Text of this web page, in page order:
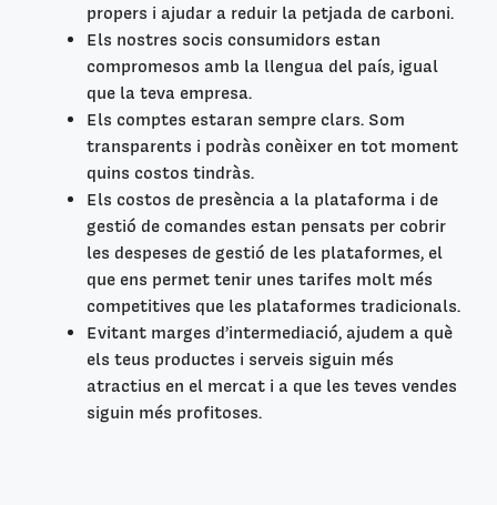
propers i ajudar a reduir la petjada de carboni.
Els nostres socis consumidors estan
compromesos amb la llengua del país, igual
que la teva empresa.
Els comptes estaran sempre clars. Som
transparents i podràs conèixer en tot moment
quins costos tindràs.
Els costos de presència a la plataforma i de
gestió de comandes estan pensats per cobrir
les despeses de gestió de les plataformes, el
que ens permet tenir unes tarifes molt més
competitives que les plataformes tradicionals.
Evitant marges d’intermediació, ajudem a què
els teus productes i serveis siguin més
atractius en el mercat i a que les teves vendes
siguin més profitoses.